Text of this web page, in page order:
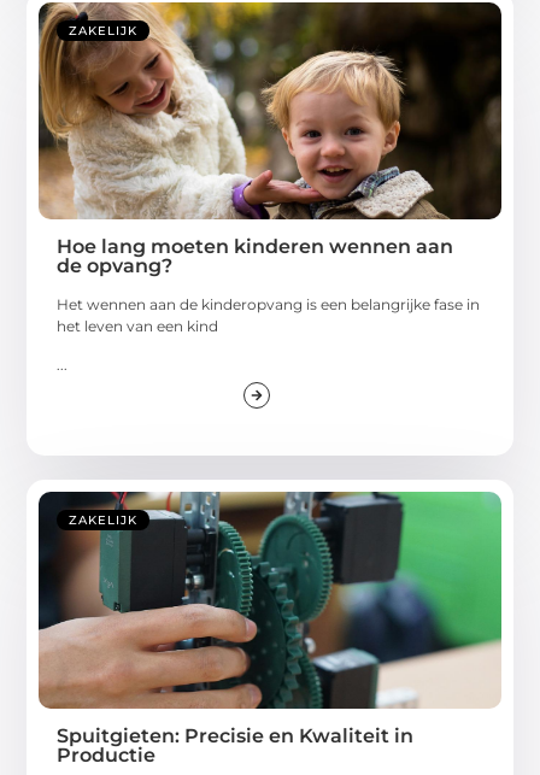
ZAKELIJK
Hoe lang moeten kinderen wennen aan
de opvang?
Het wennen aan de kinderopvang is een belangrijke fase in
het leven van een kind
ZAKELIJK
Spuitgieten: Precisie en Kwaliteit in
Productie